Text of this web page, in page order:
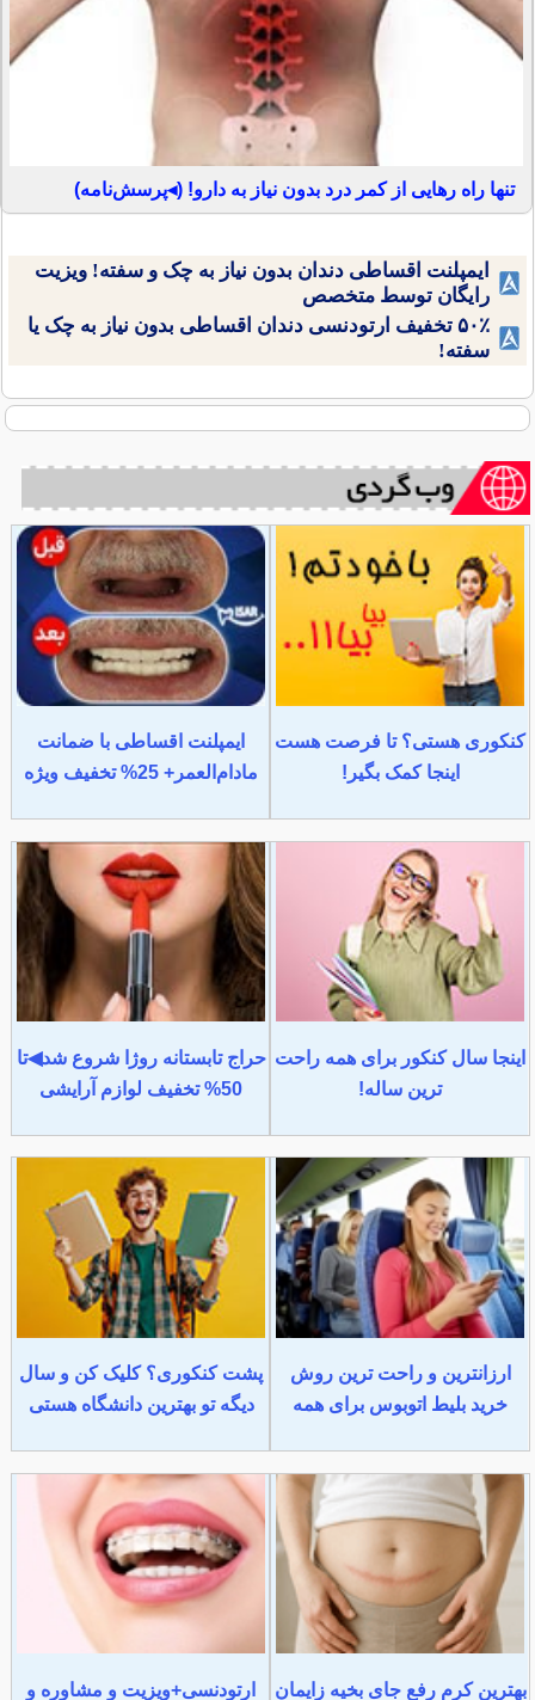
تنها راه رهایی از کمر درد بدون نیاز به دارو! (◂پرسش‌نامه)
ایمپلنت اقساطی دندان بدون نیاز به چک و سفته! ویزیت
رایگان توسط متخصص
۵۰٪ تخفیف ارتودنسی دندان اقساطی بدون نیاز به چک یا
سفته!
کنکوری هستی؟ تا فرصت هست
اینجا کمک بگیر!
ایمپلنت اقساطی با ضمانت
مادام‌العمر+ 25% تخفیف ویژه
اینجا سال کنکور برای همه راحت
ترین ساله!
حراج تابستانه روژا شروع شد◀تا
50% تخفیف لوازم آرایشی
ارزانترین و راحت ترین روش
خرید بلیط اتوبوس برای همه
پشت کنکوری؟ کلیک کن و سال
دیگه تو بهترین دانشگاه هستی
بهترین کرم رفع جای بخیه زایمان ارتودنسی+ویزیت و مشاوره و